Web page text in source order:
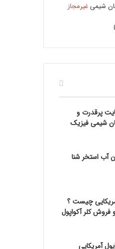
شیمیغیرمجاز
پرقدرت و
شیمی فیزیک
آب استخر شنا
چیست ؟
کلر آکواپول
آمریکایی